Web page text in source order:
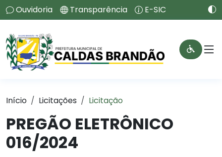
Ouvidoria Transparência E-SIC
Início Licitações Licitação
PREGÃO ELETRÔNICO
016/2024